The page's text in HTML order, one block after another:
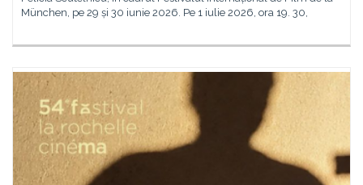
München, pe 29 și 30 iunie 2026. Pe 1 iulie 2026, ora 19. 30,